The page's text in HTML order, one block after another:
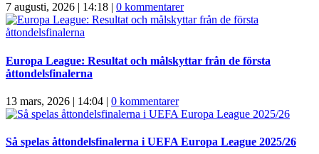
7 augusti, 2026 | 14:18 | 0 kommentarer
Europa League: Resultat och målskyttar från de första
åttondelsfinalerna
13 mars, 2026 | 14:04 | 0 kommentarer
Så spelas åttondelsfinalerna i UEFA Europa League 2025/26